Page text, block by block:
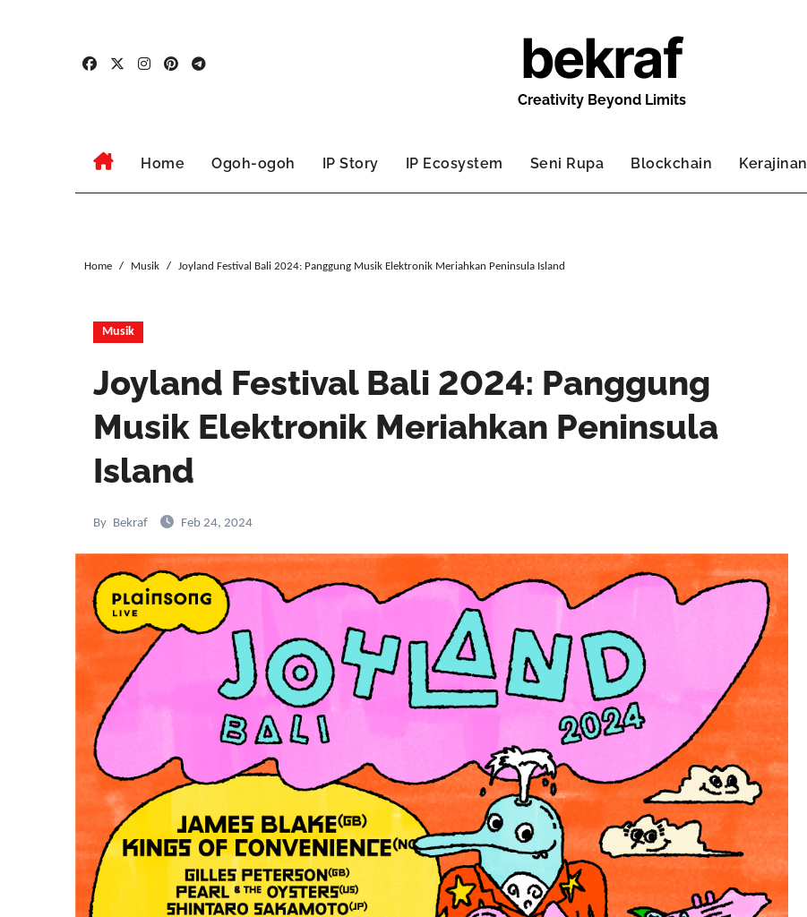
bekraf
Creativity Beyond Limits
Home Ogoh-ogoh IP Story IP Ecosystem Seni Rupa Blockchain Kerajinan
Home Musik Joyland Festival Bali 2024: Panggung Musik Elektronik Meriahkan Peninsula Island
Musik
Joyland Festival Bali 2024: Panggung
Musik Elektronik Meriahkan Peninsula
Island
By Bekraf Feb 24, 2024